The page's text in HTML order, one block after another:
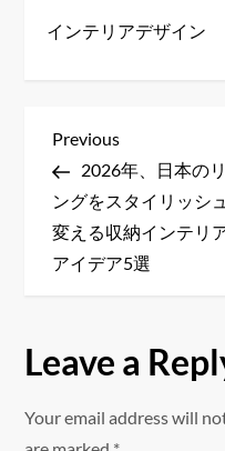
インテリアデザイン
P
o
s
a
v
Previous
Post
Previous
2026年、日本の
ングをスタイリッシ
変える収納インテリ
アイデア5選
Leave a
Your email address will